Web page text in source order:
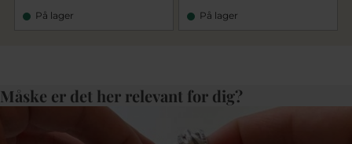
På lager På lager
Måske er det her relevant for dig?